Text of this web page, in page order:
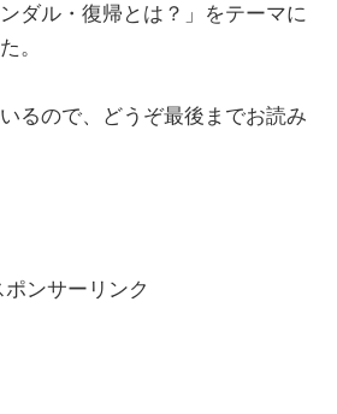
ダル・復帰とは？」をテーマに
。
るので、どうぞ最後までお読み
ポンサーリンク